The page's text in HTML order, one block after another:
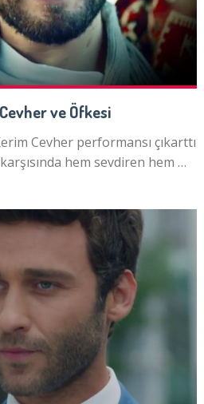
ve Öfkesi
Cevher performansı çıkarttı
hem sevdiren hem …